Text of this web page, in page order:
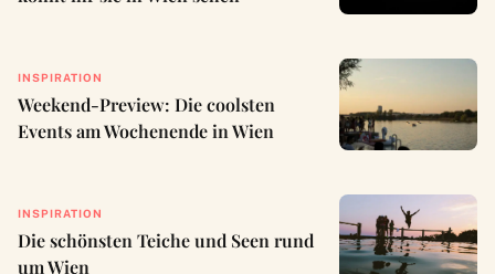
INSPIRATION
Weekend-Preview: Die coolsten
Events am Wochenende in Wien
INSPIRATION
Die schönsten Teiche und Seen rund
um Wien